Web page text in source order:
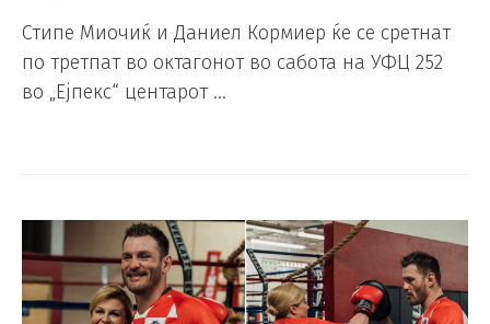
Стипе Миочиќ и Даниел Кормиер ќе се сретнат
по третпат во октагонот во сабота на УФЦ 252
во „Ејпекс“ центарот …